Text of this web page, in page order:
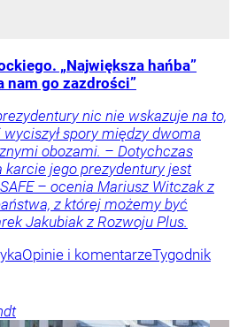
„Największa hańba”
nam go zazdrości”
nic nie wskazuje na to,
spory między dwoma
obozami. – Dotychczas
karcie jego prezydentury jest
– ocenia Mariusz Witczak z
z której możemy być
Jakubiak z Rozwoju Plus.
Opinie i komentarzeTygodnik